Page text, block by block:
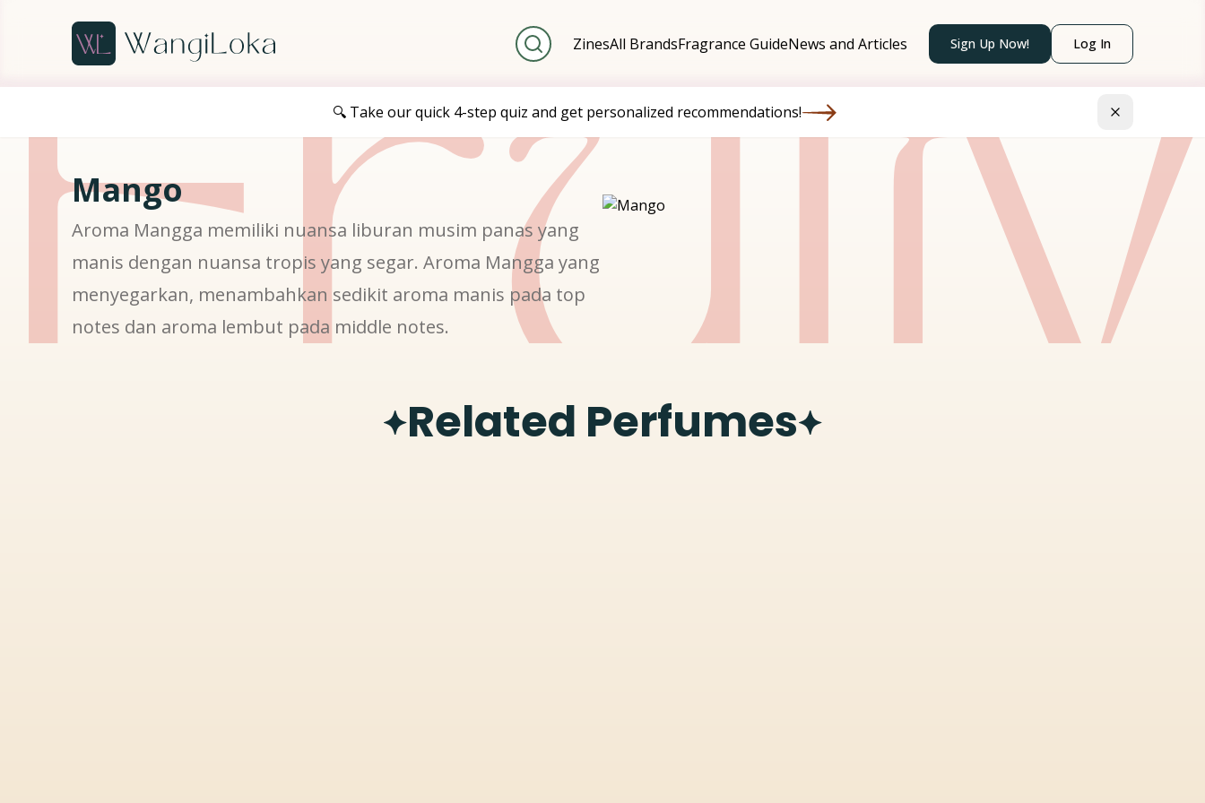
ZinesAll BrandsFragrance GuideNews and Articles Sign Up Now! Log In
🔍 Take our quick 4-step quiz and get personalized recommendations!
Fruity
Mango
Aroma Mangga memiliki nuansa liburan musim panas yang
manis dengan nuansa tropis yang segar. Aroma Mangga yang
menyegarkan, menambahkan sedikit aroma manis pada top
notes dan aroma lembut pada middle notes.
Related Perfumes